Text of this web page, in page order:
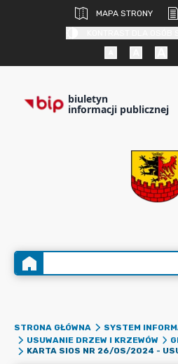
MAPA STRONY
biuletyn
informacji publicznej
STRONA GŁÓWNA
SYSTEM
USUWANIE DRZEW I KRZEWÓW